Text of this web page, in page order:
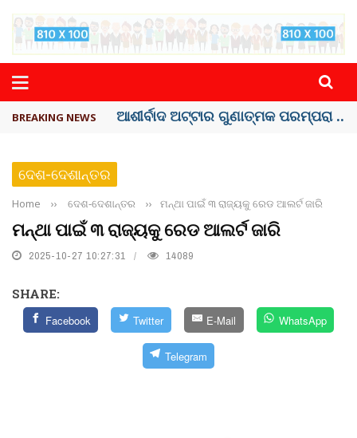
BREAKING NEWS ବେଦାନ୍ତ ଆଲୁମିନିୟର ପ୍ରକଳ୍ପ ସଙ୍ଗମ ...
ଦେଶ-ଦେଶାନ୍ତର
Home ›› ଦେଶ-ଦେଶାନ୍ତର ›› ମନ୍ଥା ପାଇଁ ୩ ରାଜ୍ୟକୁ ରେଡ ଆଲର୍ଟ ଜାରି
ମନ୍ଥା ପାଇଁ ୩ ରାଜ୍ୟକୁ ରେଡ ଆଲର୍ଟ ଜାରି
2025-10-27 10:27:31 14089
SHARE:
Facebook Twitter E-Mail WhatsApp
Telegram